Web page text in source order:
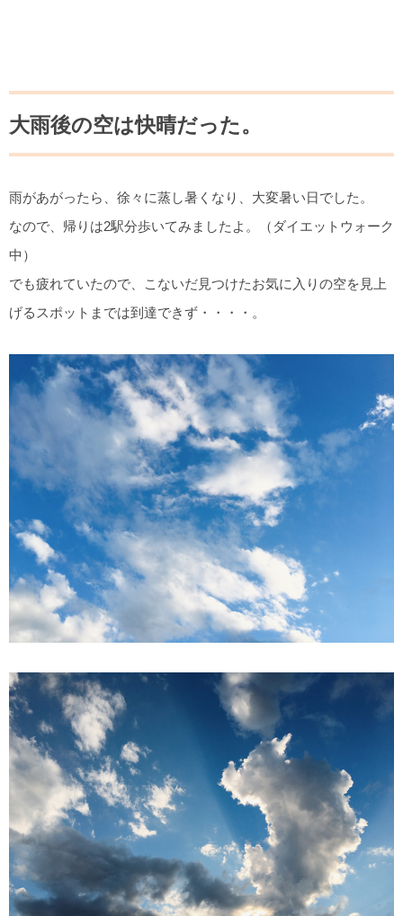
大雨後の空は快晴だった。
雨があがったら、徐々に蒸し暑くなり、大変暑い日でした。
なので、帰りは2駅分歩いてみましたよ。（ダイエットウォーク
中）
でも疲れていたので、こないだ見つけたお気に入りの空を見上
げるスポットまでは到達できず・・・・。